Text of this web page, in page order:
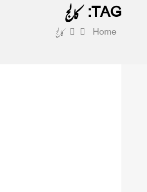
TAG: کالج
Home کالج